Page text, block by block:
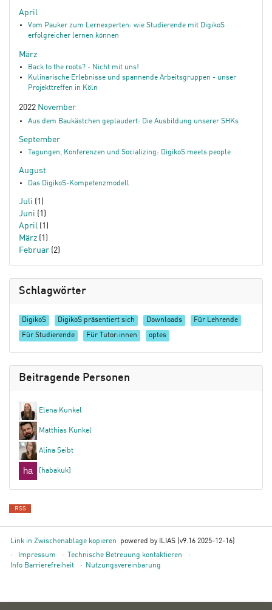
April
Vom Pauker zum Lernexperten: wie Studierende mit DigikoS
erfolgreicher lernen können
März
Back to the roots? - Nicht mit uns!
Kulinarische Erlebnisse und spannende Arbeitsgruppen - unser
Projekttreffen in Köln
2022 November
Aus dem Baukästchen geplaudert: Die Ausbildung unserer SHKs
September
Tagungen, Konferenzen und Socializing: DigikoS meets people
August
Das DigikoS-Kompetenzmodell
Juli (1)
Juni (1)
April (1)
März (1)
Februar (2)
Schlagwörter
DigikoS DigikoS präsentiert sich Downloads Für Lehrende
Für Studierende Für Tutor:innen optes
Beitragende Personen
Elena Kunkel
Matthias Kunkel
Alina Seibt
[habakuk]
RSS
Link in Zwischenablage kopieren
powered by ILIAS (v9.16 2025-12-16)
Impressum
Technische Betreuung kontaktieren
Info Barrierefreiheit
Nutzungsvereinbarung